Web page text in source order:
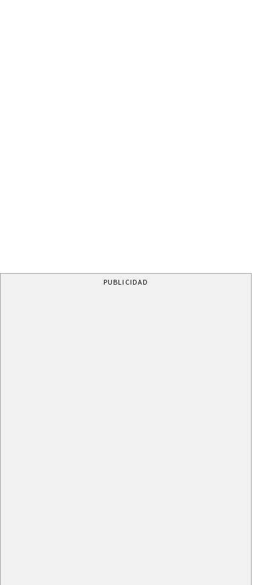
PUBLICIDAD